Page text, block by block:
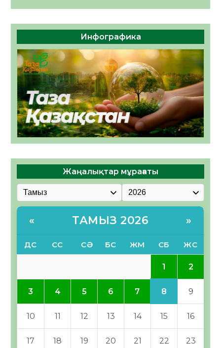
Инфографика
Жаңалықтар мұрағаты
« ТАМЫЗ 2026 »
ДС СС СӘ БС ЖМ СБ ЖС
1 2
3 4 5 6 7 8 9
10 11 12 13 14 15 16
17 18 19 20 21 22 23